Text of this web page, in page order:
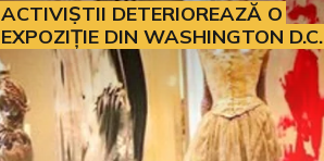
ACTIVIȘTII DETERIOREAZĂ O
EXPOZIȚIE DIN WASHINGTON D.C.